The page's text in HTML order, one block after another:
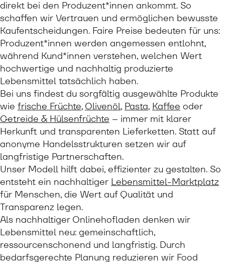
direkt bei den Produzent*innen ankommt. So
schaffen wir Vertrauen und ermöglichen bewusste
Kaufentscheidungen. Faire Preise bedeuten für uns:
Produzent*innen werden angemessen entlohnt,
während Kund*innen verstehen, welchen Wert
hochwertige und nachhaltig produzierte
Lebensmittel tatsächlich haben.
Bei uns findest du sorgfältig ausgewählte Produkte
wie frische Früchte, Olivenöl, Pasta, Kaffee oder
Getreide & Hülsenfrüchte – immer mit klarer
Herkunft und transparenten Lieferketten. Statt auf
anonyme Handelsstrukturen setzen wir auf
langfristige Partnerschaften.
Unser Modell hilft dabei, effizienter zu gestalten. So
entsteht ein nachhaltiger Lebensmittel-Marktplatz
für Menschen, die Wert auf Qualität und
Transparenz legen.
Als nachhaltiger Onlinehofladen denken wir
Lebensmittel neu: gemeinschaftlich,
ressourcenschonend und langfristig. Durch
bedarfsgerechte Planung reduzieren wir Food